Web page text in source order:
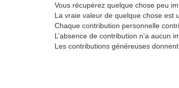
Vous récupérez quelque chose peu
La vraie valeur de quelque chose est
Chaque contribution personnelle
L’absence de contribution n’a aucun
Les contributions généreuses